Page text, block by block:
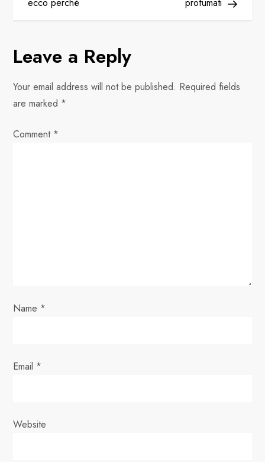
n
a
v
i
n
ecco perché
profumati
Leave a Reply
Your email address will not be published. Required fields
are marked *
Comment *
Name *
Email *
Website